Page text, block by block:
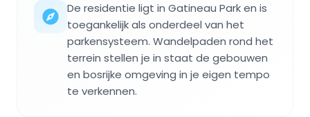
De residentie ligt in Gatineau Park en is
toegankelijk als onderdeel van het
parkensysteem. Wandelpaden rond het
terrein stellen je in staat de gebouwen
en bosrijke omgeving in je eigen tempo
te verkennen.